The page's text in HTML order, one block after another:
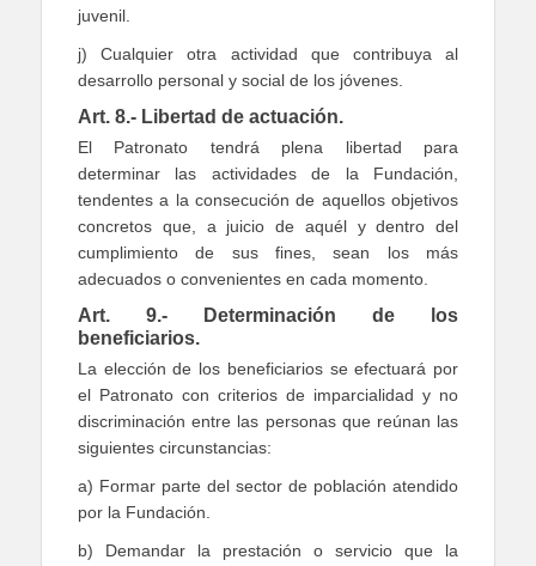
juvenil.
j) Cualquier otra actividad que contribuya al
desarrollo personal y social de los jóvenes.
Art. 8.- Libertad de actuación.
El Patronato tendrá plena libertad para
determinar las actividades de la Fundación,
tendentes a la consecución de aquellos objetivos
concretos que, a juicio de aquél y dentro del
cumplimiento de sus fines, sean los más
adecuados o convenientes en cada momento.
Art. 9.- Determinación de los
beneficiarios.
La elección de los beneficiarios se efectuará por
el Patronato con criterios de imparcialidad y no
discriminación entre las personas que reúnan las
siguientes circunstancias:
a) Formar parte del sector de población atendido
por la Fundación.
b) Demandar la prestación o servicio que la